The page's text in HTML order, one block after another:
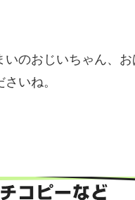
いのおじいちゃん、
いね。